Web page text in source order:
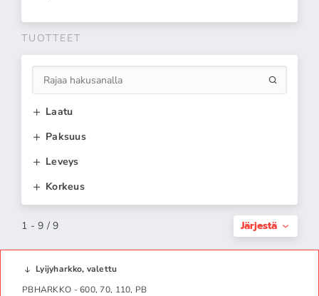
TUOTTEET
Laatu
Paksuus
Leveys
Korkeus
1 - 9 / 9 Järjestä
Lyijyharkko, valettu
PBHARKKO - 600, 70, 110, PB